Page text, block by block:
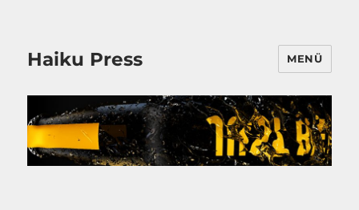
Haiku Press MENÜ